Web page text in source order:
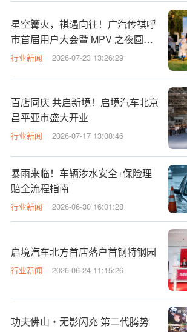
星空篝火，祺遇向往！广汽传祺呼
市首届用户大会暨 MPV 之夜圆满
落幕
行业新闻 2026-07-23 13:26:29
百店同庆 共启新境！启境汽车北京
昌平亚市盛大开业
行业新闻 2026-07-17 13:08:46
暴雨来临！车辆涉水安全+保险理
赔全流程指南
行业新闻 2026-06-30 16:01:28
启境汽车北方首店落户首钢特钢园
行业新闻 2026-06-24 11:15:26
功夫佛山・无影闪充 第二代腾势